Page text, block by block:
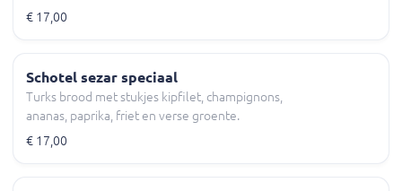
€ 17,00
Schotel sezar speciaal
Turks brood met stukjes kipfilet, champignons,
ananas, paprika, friet en verse groente.
€ 17,00